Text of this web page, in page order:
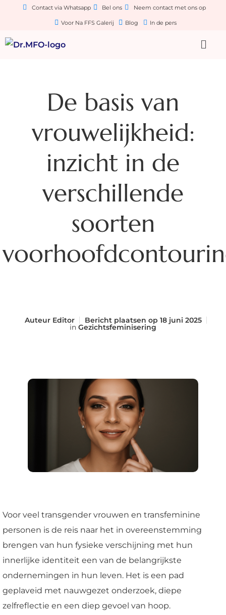
Contact via Whatsapp Bel ons Neem contact met ons op
Voor Na FFS Galerij Blog In de pers
De basis van
vrouwelijkheid:
inzicht in de
verschillende
soorten
AuteurEditor Bericht plaatsen op 18 juni 2025
in Gezichtsfeminisering
Voor veel transgender vrouwen en transfeminine
personen is de reis naar het in overeenstemming
brengen van hun fysieke verschijning met hun
innerlijke identiteit een van de belangrijkste
ondernemingen in hun leven. Het is een pad
geplaveid met nauwgezet onderzoek, diepe
zelfreflectie en een diep gevoel van hoop.